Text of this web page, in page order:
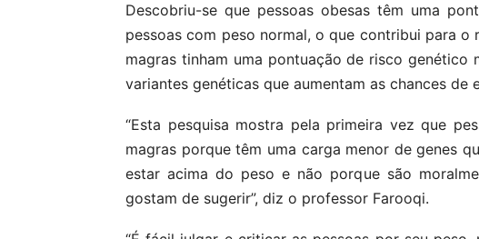
Descobriu-se que pessoas obesas têm uma
pessoas com peso normal, o que contribui para o
magras tinham uma pontuação de risco genético
variantes genéticas que aumentam as chances de
“Esta pesquisa mostra pela primeira vez que
magras porque têm uma carga menor de genes
estar acima do peso e não porque são
gostam de sugerir”, diz o professor Farooqi.